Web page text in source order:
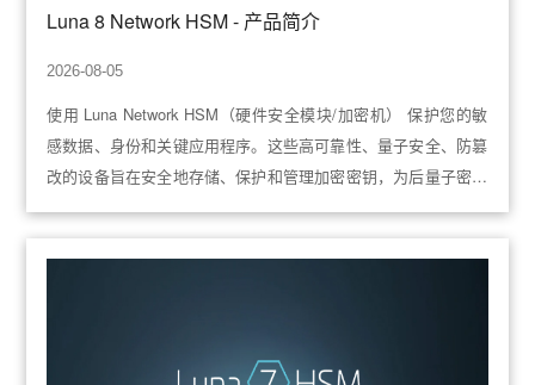
Luna 8 Network HSM - 产品简介
2026-08-05
使用 Luna Network HSM（硬件安全模块/加密机） 保护您的敏
感数据、身份和关键应用程序。这些高可靠性、量子安全、防篡
改的设备旨在安全地存储、保护和管理加密密钥，为后量子密码
学 (PQC) 工作负载提供可扩展的多租户安全性和市场领先的性
能。